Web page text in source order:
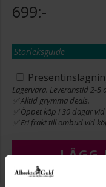
699:-
Storleksguide
Lagervara. Leveranstid 2-5
✅ Alltid grymma deals.
✅ Öppet köp i 30 dagar
✅ Fri frakt till ombud vid
LÄGG